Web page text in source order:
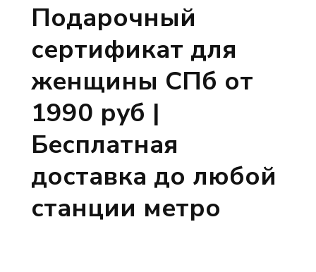
Подарочный
сертификат для
женщины СПб от
1990 руб |
Бесплатная
доставка до любой
станции метро